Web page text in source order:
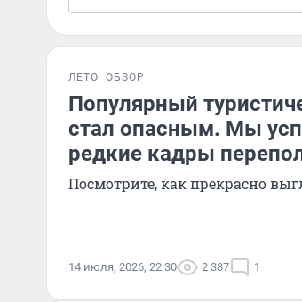
ЛЕТО ОБЗОР
Популярный
стал опасным. Мы
редкие кадры
Посмотрите, как прекрасно
14 июля, 2026, 22:30 2 387 1